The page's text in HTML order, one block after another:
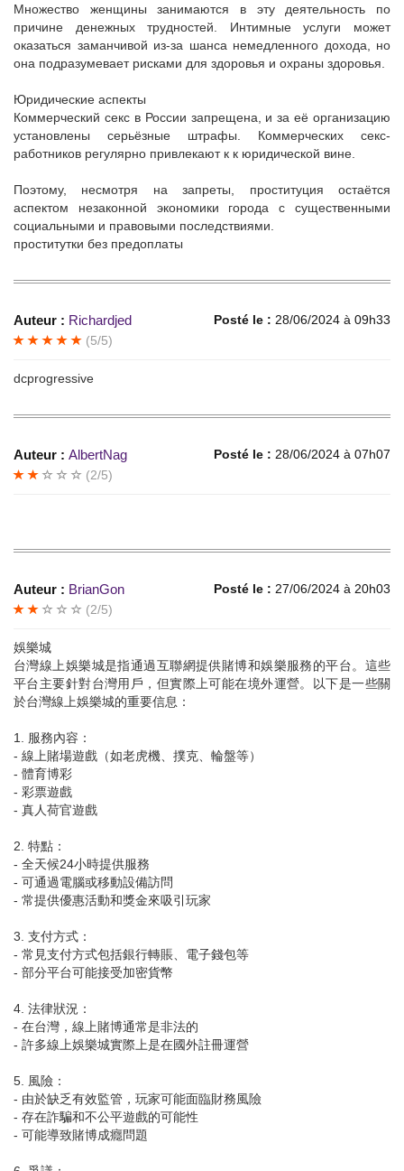
Множество женщины занимаются в эту деятельность по
причине денежных трудностей. Интимные услуги может
оказаться заманчивой из-за шанса немедленного дохода, но
она подразумевает рисками для здоровья и охраны здоровья.
Юридические аспекты
Коммерческий секс в России запрещена, и за её организацию
установлены серьёзные штрафы. Коммерческих секс-
работников регулярно привлекают к к юридической вине.
Поэтому, несмотря на запреты, проституция остаётся
аспектом незаконной экономики города с существенными
социальными и правовыми последствиями.
проститутки без предоплаты
Auteur : Richardjed Posté le : 28/06/2024 à 09h33
(5/5)
dcprogressive
Auteur : AlbertNag Posté le : 28/06/2024 à 07h07
(2/5)
Auteur : BrianGon Posté le : 27/06/2024 à 20h03
(2/5)
娛樂城
台灣線上娛樂城是指通過互聯網提供賭博和娛樂服務的平台。這些
平台主要針對台灣用戶，但實際上可能在境外運營。以下是一些關
於台灣線上娛樂城的重要信息：
1. 服務內容：
- 線上賭場遊戲（如老虎機、撲克、輪盤等）
- 體育博彩
- 彩票遊戲
- 真人荷官遊戲
2. 特點：
- 全天候24小時提供服務
- 可通過電腦或移動設備訪問
- 常提供優惠活動和獎金來吸引玩家
3. 支付方式：
- 常見支付方式包括銀行轉賬、電子錢包等
- 部分平台可能接受加密貨幣
4. 法律狀況：
- 在台灣，線上賭博通常是非法的
- 許多線上娛樂城實際上是在國外註冊運營
5. 風險：
- 由於缺乏有效監管，玩家可能面臨財務風險
- 存在詐騙和不公平遊戲的可能性
- 可能導致賭博成癮問題